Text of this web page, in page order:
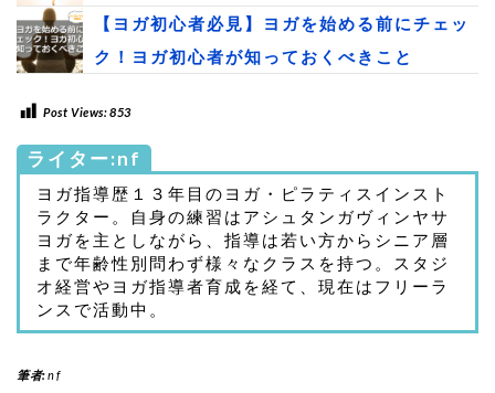
【ヨガ初心者必見】ヨガを始める前にチェッ
ク！ヨガ初心者が知っておくべきこと
Post Views:853
ライター:nf
ヨガ指導歴１３年目のヨガ・ピラティスインスト
ラクター。自身の練習はアシュタンガヴィンヤサ
ヨガを主としながら、指導は若い方からシニア層
まで年齢性別問わず様々なクラスを持つ。スタジ
オ経営やヨガ指導者育成を経て、現在はフリーラ
ンスで活動中。
筆者:nf